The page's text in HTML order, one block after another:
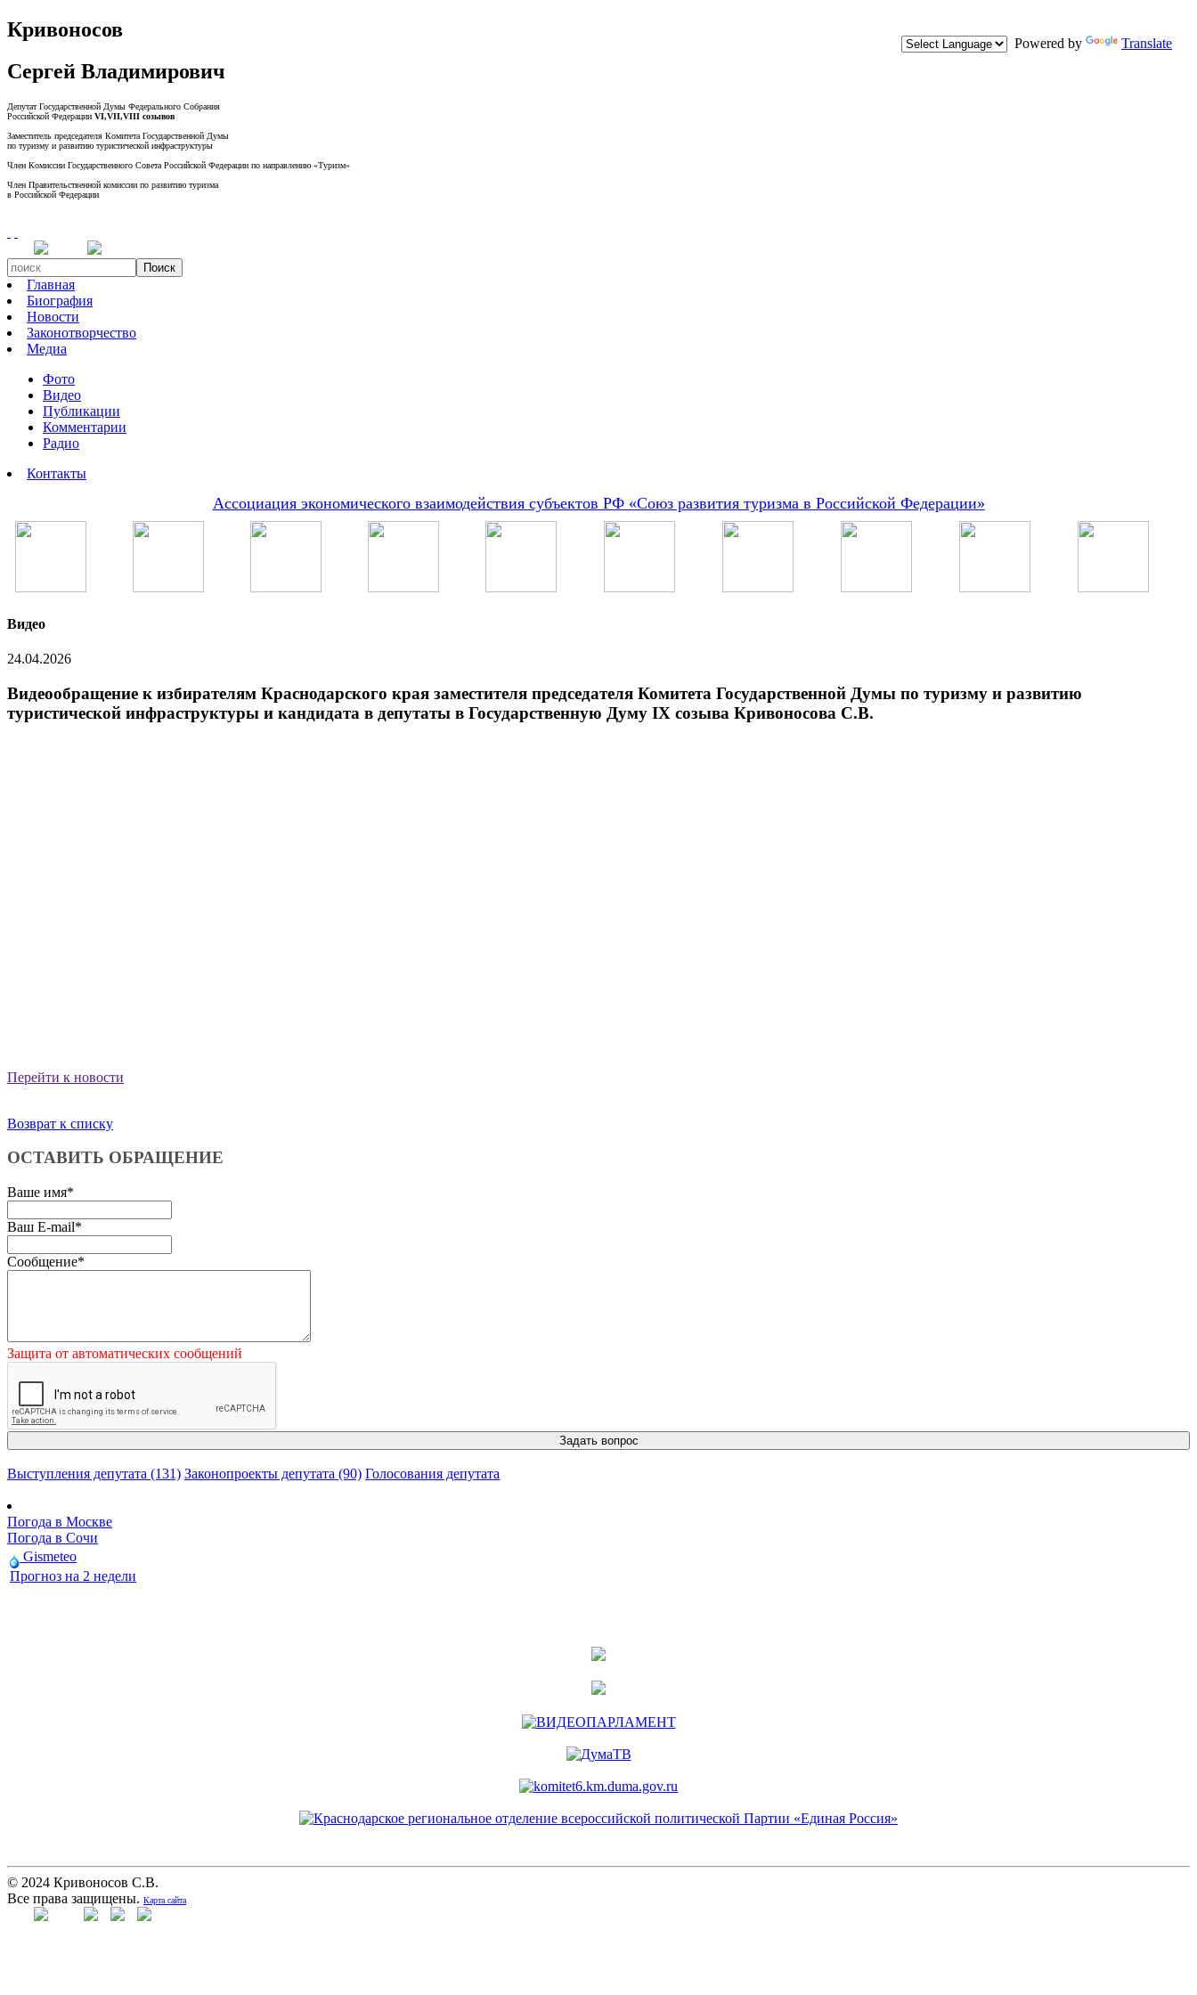
Powered by Translate
Кривоносов
Сергей Владимирович
Депутат Государственной Думы Федерального Собрания
Российской Федерации VI,VII,VIII созывов
Заместитель председателя Комитета Государственной Думы
по туризму и развитию туристической инфраструктуры
Член Комиссии Государственного Совета Российской Федерации по направлению «Туризм»
Член Правительственной комиссии по развитию туризма
в Российской Федерации
Поиск
Главная
Биография
Новости
Законотворчество
Медиа
Фото
Видео
Публикации
Комментарии
Радио
Контакты
Ассоциация экономического взаимодействия субъектов РФ «Союз развития туризма в Российской Федерации»
Видео
24.04.2026
Видеообращение к избирателям Краснодарского края заместителя председателя Комитета Государственной Думы по туризму и развитию
туристической инфраструктуры и кандидата в депутаты в Государственную Думу IX созыва Кривоносова С.В.
Перейти к новости
Возврат к списку
ОСТАВИТЬ ОБРАЩЕНИЕ
Ваше имя*
Ваш E-mail*
Сообщение*
Защита от автоматических сообщений
Выступления депутата (131) Законопроекты депутата (90) Голосования депутата
Погода в Москве
Погода в Сочи
Gismeteo
Прогноз на 2 недели
© 2024 Кривоносов С.В.
Все права защищены. Карта сайта